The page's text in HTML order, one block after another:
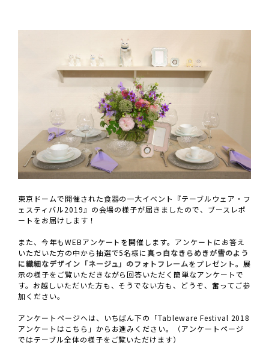
東京ドームで開催された食器の一大イベント『テーブルウェア・フ
ェスティバル2019』の会場の様子が届きましたので、ブースレポ
ートをお届けします！
また、今年もWEBアンケートを開催します。アンケートにお答え
いただいた方の中から抽選で5名様に 真っ白なきらめきが雪のよう
に繊細なデザイン「ネージュ」のフォトフレームをプレゼント。展
示の様子をご覧いただきながら回答いただく簡単なアンケートで
す。お越しいただいた方も、そうでない方も、どうぞ、奮ってご参
加ください。
アンケートページへは、いちばん下の「Tableware Festival 2018
アンケートはこちら」からお進みください。（アンケートページ
ではテーブル全体の様子をご覧いただけます）